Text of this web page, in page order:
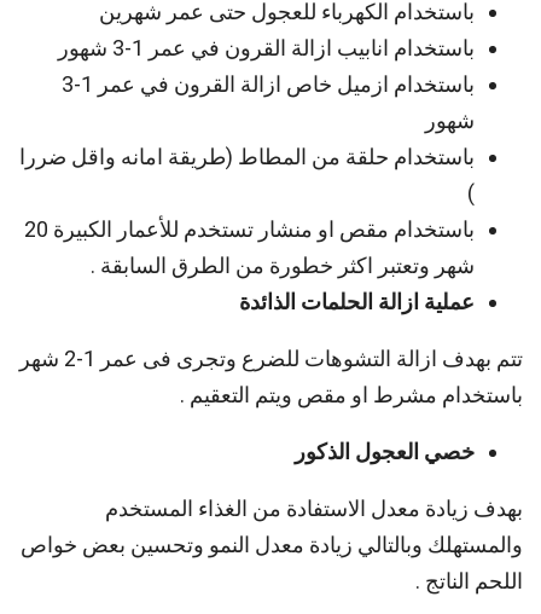
باستخدام الكهرباء للعجول حتى عمر شهرين
باستخدام انابيب ازالة القرون في عمر 1-3 شهور
باستخدام ازميل خاص ازالة القرون في عمر 1-3
شهور
باستخدام حلقة من المطاط (طريقة امانه واقل ضررا
)
باستخدام مقص او منشار تستخدم للأعمار الكبيرة 20
شهر وتعتبر اكثر خطورة من الطرق السابقة .
عملية ازالة الحلمات الذائدة
تتم بهدف ازالة التشوهات للضرع وتجرى فى عمر 1-2 شهر
باستخدام مشرط او مقص ويتم التعقيم .
خصي العجول الذكور
بهدف زيادة معدل الاستفادة من الغذاء المستخدم
والمستهلك وبالتالي زيادة معدل النمو وتحسين بعض خواص
اللحم الناتج .